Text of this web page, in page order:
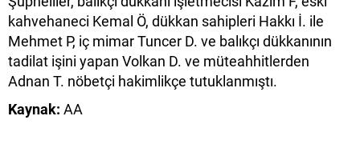
kahvehaneci Kemal Ö, dükkan sahipleri Hakkı İ. ile
Mehmet P, iç mimar Tuncer D. ve balıkçı dükkanının
tadilat işini yapan Volkan D. ve müteahhitlerden
Adnan T. nöbetçi hakimlikçe tutuklanmıştı.
Kaynak: AA